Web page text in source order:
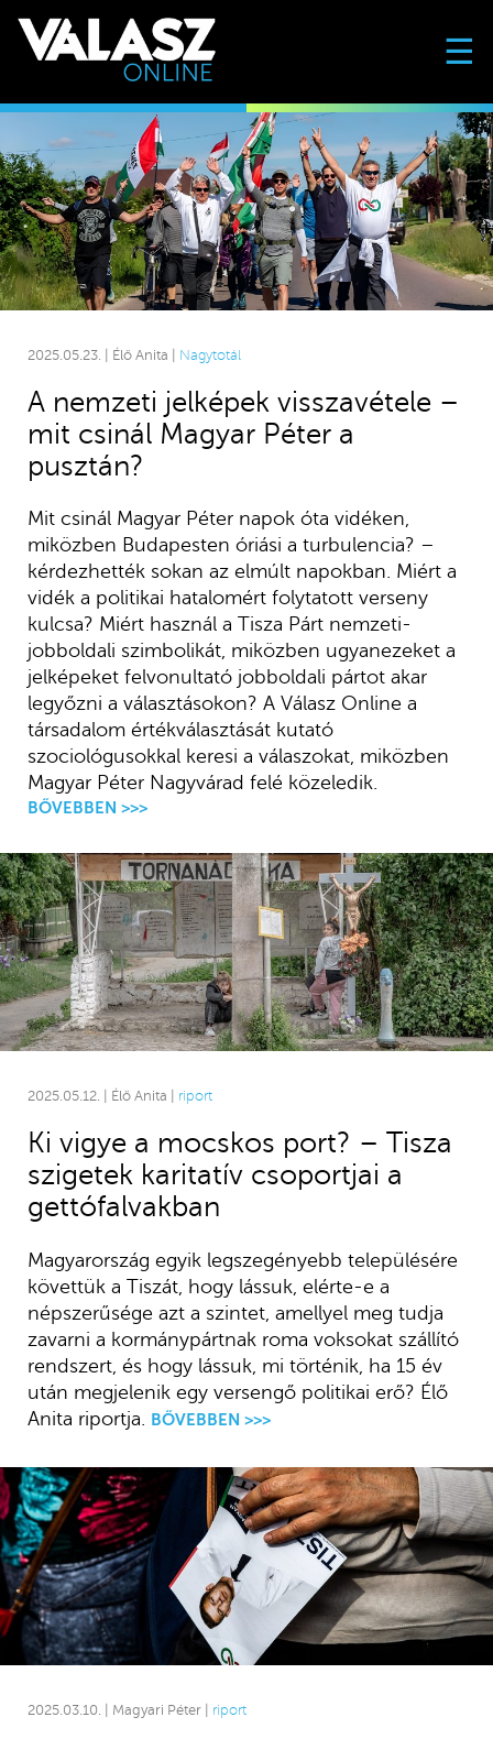
☰
2025.05.23. | Élő Anita | Nagytotál
A nemzeti jelképek visszavétele –
mit csinál Magyar Péter a
pusztán?
Mit csinál Magyar Péter napok óta vidéken,
miközben Budapesten óriási a turbulencia? –
kérdezhették sokan az elmúlt napokban. Miért a
vidék a politikai hatalomért folytatott verseny
kulcsa? Miért használ a Tisza Párt nemzeti-
jobboldali szimbolikát, miközben ugyanezeket a
jelképeket felvonultató jobboldali pártot akar
legyőzni a választásokon? A Válasz Online a
társadalom értékválasztását kutató
szociológusokkal keresi a válaszokat, miközben
Magyar Péter Nagyvárad felé közeledik.
BŐVEBBEN >>>
2025.05.12. | Élő Anita | riport
Ki vigye a mocskos port? – Tisza
szigetek karitatív csoportjai a
gettófalvakban
Magyarország egyik legszegényebb településére
követtük a Tiszát, hogy lássuk, elérte-e a
népszerűsége azt a szintet, amellyel meg tudja
zavarni a kormánypártnak roma voksokat szállító
rendszert, és hogy lássuk, mi történik, ha 15 év
után megjelenik egy versengő politikai erő? Élő
Anita riportja. BŐVEBBEN >>>
2025.03.10. | Magyari Péter | riport